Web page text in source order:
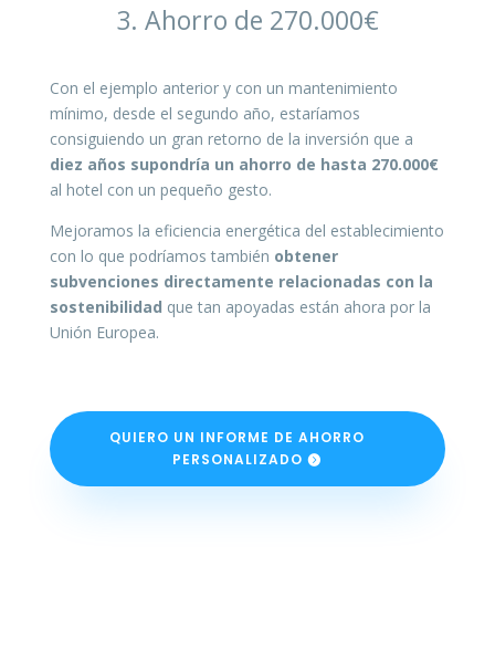
3. Ahorro de 270.000€
Con el ejemplo anterior y con un mantenimiento
mínimo, desde el segundo año, estaríamos
consiguiendo un gran retorno de la inversión que a
diez años supondría un ahorro de hasta 270.000€
al hotel con un pequeño gesto.
Mejoramos la eficiencia energética del establecimiento
con lo que podríamos también obtener
subvenciones directamente relacionadas con la
sostenibilidad que tan apoyadas están ahora por la
Unión Europea.
QUIERO UN INFORME DE AHORRO
PERSONALIZADO